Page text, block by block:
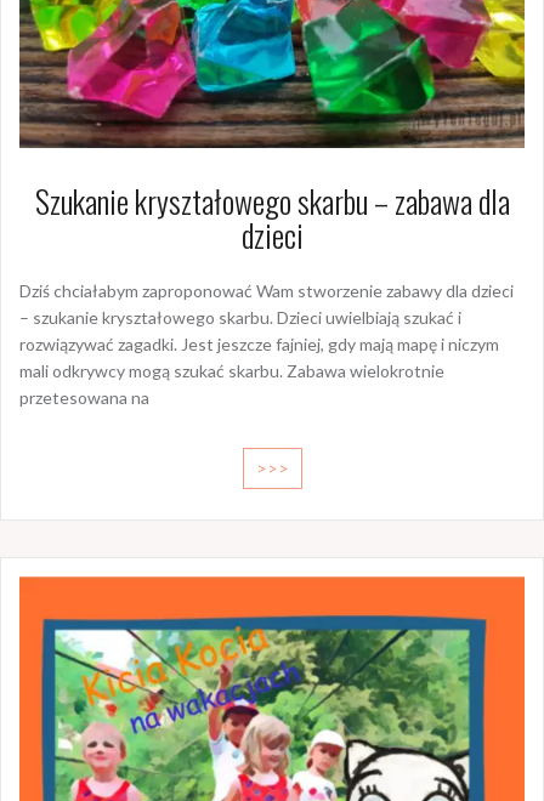
Szukanie kryształowego skarbu – zabawa dla
dzieci
Dziś chciałabym zaproponować Wam stworzenie zabawy dla dzieci
– szukanie kryształowego skarbu. Dzieci uwielbiają szukać i
rozwiązywać zagadki. Jest jeszcze fajniej, gdy mają mapę i niczym
mali odkrywcy mogą szukać skarbu. Zabawa wielokrotnie
przetesowana na
>>>